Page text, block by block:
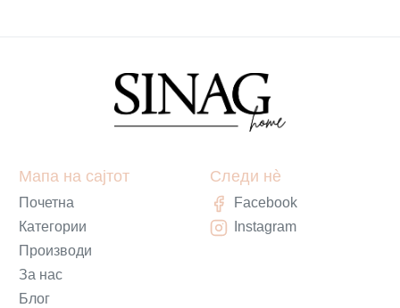
Мапа на сајтот
Почетна
Категории
Производи
За нас
Блог
Следи нè
Facebook
Instagram